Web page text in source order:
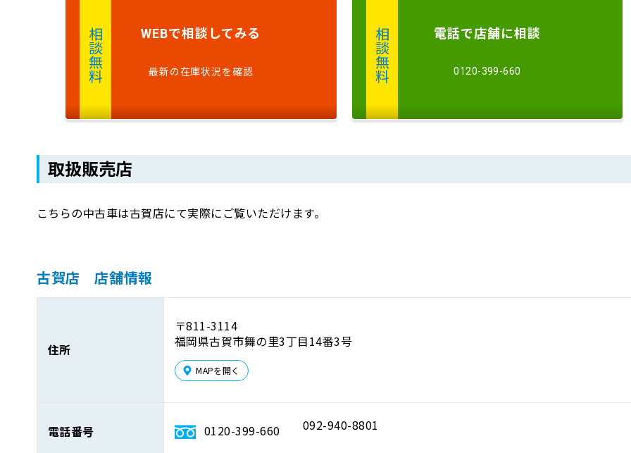
相談無料 WEBで相談してみる
最新の在庫状況を確認 相談無料 電話で店舗に相談
0120-399-660
取扱販売店
こちらの中古車は古賀店にて実際にご覧いただけます。
古賀店 店舗情報
住所
〒811-3114
福岡県古賀市舞の里3丁目14番3号
MAPを開く
電話番号 0120-399-660 092-940-8801